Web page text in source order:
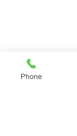
Phone